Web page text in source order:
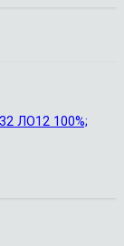
ЛО12 100%;